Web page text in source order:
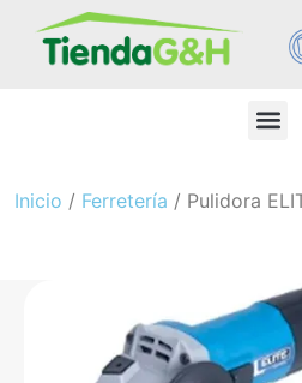
Inicio / Ferretería / Pulidora